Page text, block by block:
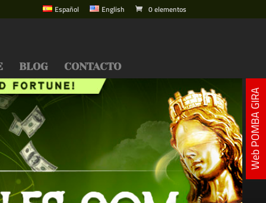
Español English 0 elementos
BLOG CONTACTO
Web POMBA GIRA